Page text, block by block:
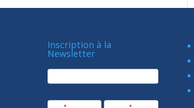
Inscription à la
Newsletter
newsletter